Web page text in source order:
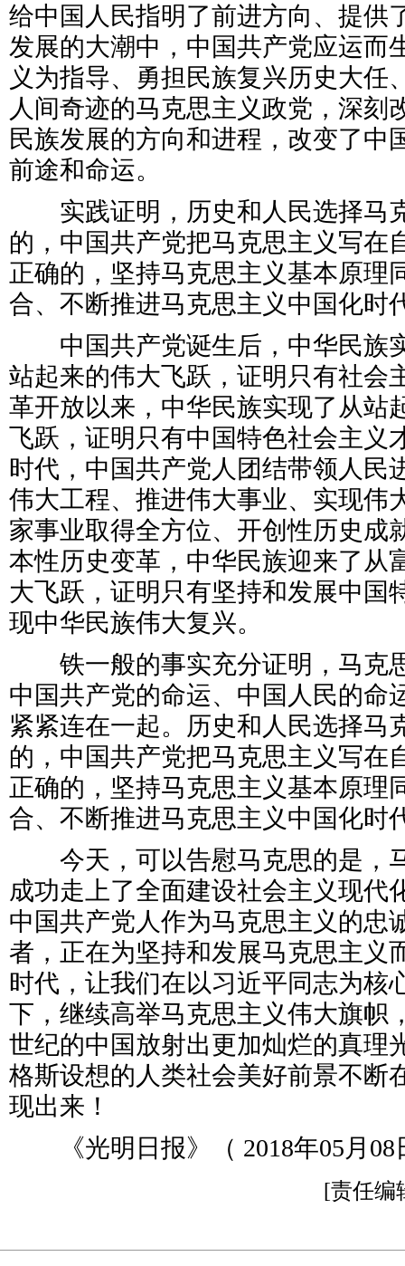
给中国人民指明了前进方向、提供
发展的大潮中，中国共产党应运而
义为指导、勇担民族复兴历史大任
人间奇迹的马克思主义政党，深刻
民族发展的方向和进程，改变了中
前途和命运。
实践证明，历史和人民选择马
的，中国共产党把马克思主义写在
正确的，坚持马克思主义基本原理
合、不断推进马克思主义中国化时
中国共产党诞生后，中华民族
站起来的伟大飞跃，证明只有社会
革开放以来，中华民族实现了从站
飞跃，证明只有中国特色社会主义
时代，中国共产党人团结带领人民
伟大工程、推进伟大事业、实现伟
家事业取得全方位、开创性历史成
本性历史变革，中华民族迎来了从
大飞跃，证明只有坚持和发展中国
现中华民族伟大复兴。
铁一般的事实充分证明，马克
中国共产党的命运、中国人民的命
紧紧连在一起。历史和人民选择马
的，中国共产党把马克思主义写在
正确的，坚持马克思主义基本原理
合、不断推进马克思主义中国化时
今天，可以告慰马克思的是，
成功走上了全面建设社会主义现代
中国共产党人作为马克思主义的忠
者，正在为坚持和发展马克思主义
时代，让我们在以习近平同志为核
下，继续高举马克思主义伟大旗帜
世纪的中国放射出更加灿烂的真理
格斯设想的人类社会美好前景不断
现出来！
《光明日报》（ 2018年05月08
[责任编